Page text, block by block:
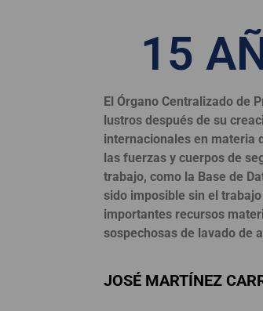
15
El Órgano Centralizado de
lustros después de su
internacionales en materia
las fuerzas y cuerpos de
trabajo, como la Base de
sido imposible sin el
importantes recursos
sospechosas de lavado de
JOSÉ MARTÍNEZ